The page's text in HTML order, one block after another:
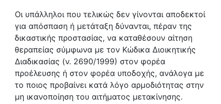
Oι υπάλληλοι που τελικώς δεν γίνονται αποδεκτοί
για απόσπαση ή μετάταξη δύνανται, πέραν της
δικαστικής προστασίας, να καταθέσουν αίτηση
θεραπείας σύμφωνα με τον Κώδικα Διοικητικής
Διαδικασίας (ν. 2690/1999) στον φορέα
προέλευσης ή στον φορέα υποδοχής, ανάλογα με
το ποιος προβαίνει κατά λόγο αρμοδιότητας στην
μη ικανοποίηση του αιτήματος μετακίνησης.